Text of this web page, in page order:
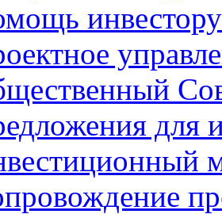
инвестору
для